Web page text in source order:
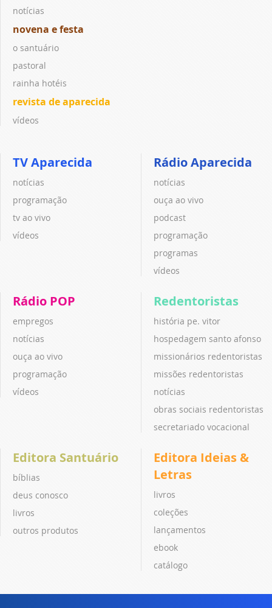
notícias
novena e festa
o santuário
pastoral
rainha hotéis
revista de aparecida
vídeos
TV Aparecida
notícias
programação
tv ao vivo
vídeos
Rádio Aparecida
notícias
ouça ao vivo
podcast
programação
programas
vídeos
Rádio POP
empregos
notícias
ouça ao vivo
programação
vídeos
Redentoristas
história pe. vitor
hospedagem santo afonso
missionários redentoristas
missões redentoristas
notícias
obras sociais redentoristas
secretariado vocacional
Editora Santuário
bíblias
deus conosco
livros
outros produtos
Editora Ideias &
Letras
livros
coleções
lançamentos
ebook
catálogo